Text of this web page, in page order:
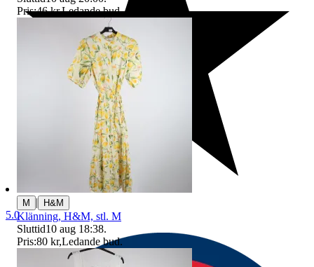
5.0
Pris:46 kr,Ledande bud.
M | H&M
Klänning, H&M, stl. M
Sluttid10 aug 18:38.
Pris:80 kr,Ledande bud.